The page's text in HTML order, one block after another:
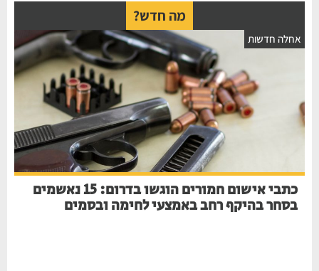
מה חדש?
חדשות
כתבי אישום חמורים הוגשו בדרום: 15 נאשמים
בסחר בהיקף רחב באמצעי לחימה ובסמים